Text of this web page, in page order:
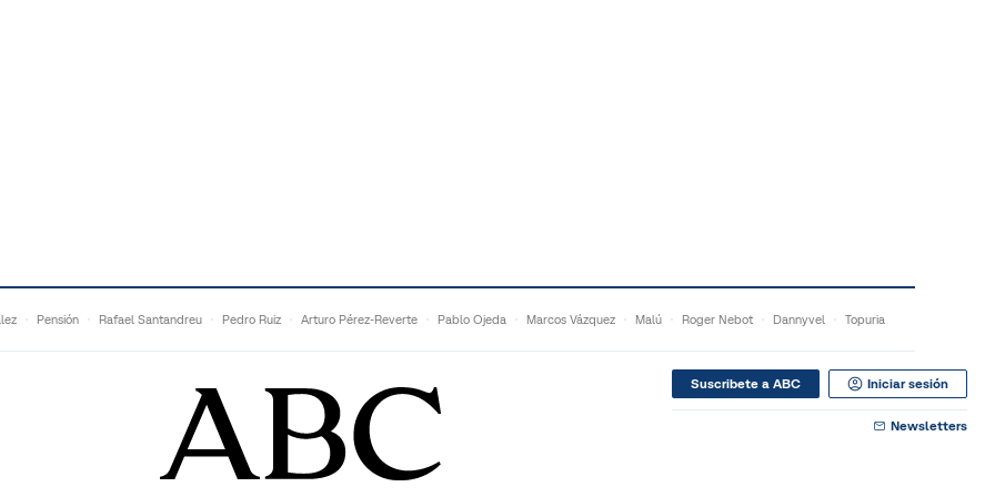
Pensión Rafael Santandreu Pedro Ruiz Arturo Pérez-Reverte Pablo Ojeda Marcos Vázquez Malú Roger Nebot Dannyvel Topuria
Suscribete a ABC Iniciar sesión
Newsletters